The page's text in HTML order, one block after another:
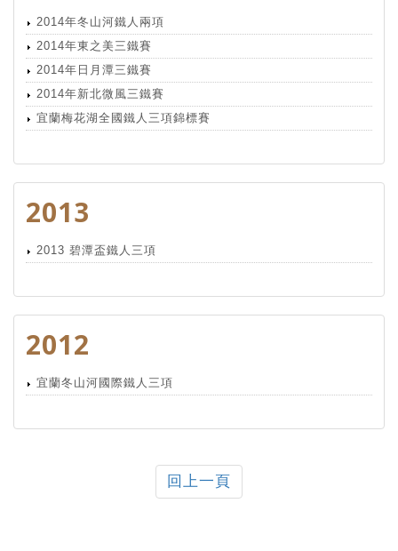
2014年冬山河鐵人兩項
2014年東之美三鐵賽
2014年日月潭三鐵賽
2014年新北微風三鐵賽
宜蘭梅花湖全國鐵人三項錦標賽
2013
2013 碧潭盃鐵人三項
2012
宜蘭冬山河國際鐵人三項
回上一頁